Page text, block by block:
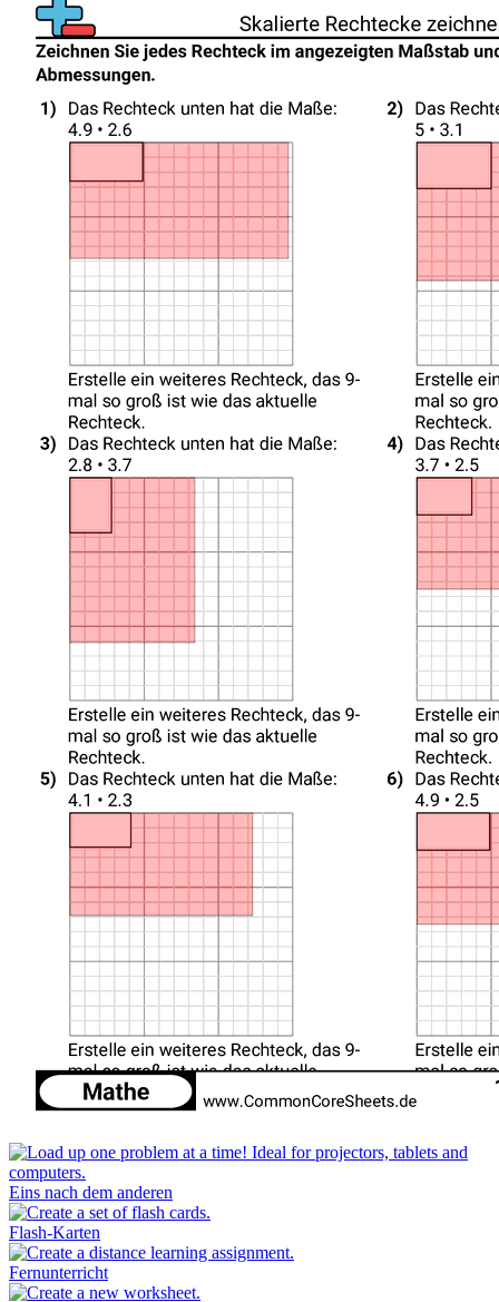
Eins nach dem anderen
Flash-Karten
Fernunterricht